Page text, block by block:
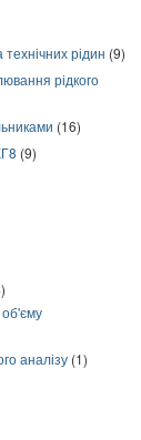
рідин (9)
рідкого
(16)
(9)
об'єму
аналізу (1)